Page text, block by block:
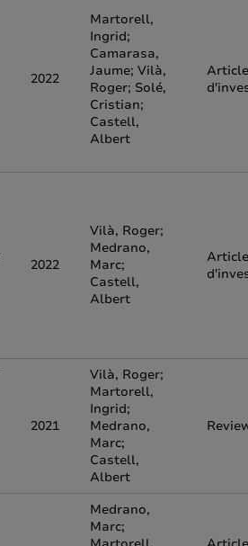
2022
Martorell,
Ingrid;
Camarasa,
Jaume; Vilà,
Roger; Solé,
Cristian;
Castell,
Albert
Article
2022
Vilà, Roger;
Medrano,
Marc;
Castell,
Albert
Article
2021
Vilà, Roger;
Martorell,
Ingrid;
Medrano,
Marc;
Castell,
Albert
Medrano,
Marc;